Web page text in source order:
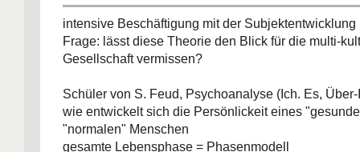
intensive Beschäftigung mit der Subjektentwicklung
Frage: lässt diese Theorie den Blick für die multi-
Gesellschaft vermissen?
Schüler von S. Feud, Psychoanalyse (Ich. Es, Über-
wie entwickelt sich die Persönlickeit eines
"normalen" Menschen
gesamte Lebensphase = Phasenmodell